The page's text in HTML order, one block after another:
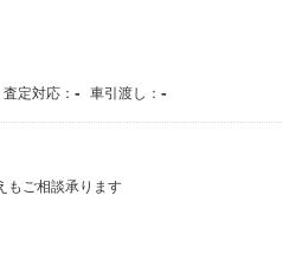
査定対応： - 車引渡し： -
もご相談承ります